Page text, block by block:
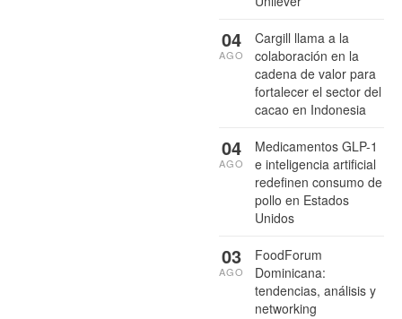
Cargill llama a la
colaboración en la
cadena de valor para
fortalecer el sector del
cacao en Indonesia
04
AGO
Medicamentos GLP-1
e inteligencia artificial
redefinen consumo de
pollo en Estados
Unidos
04
AGO
FoodForum
Dominicana:
tendencias, análisis y
networking
03
AGO